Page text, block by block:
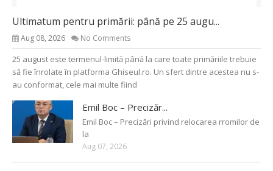
Ultimatum pentru primării: până pe 25 augu...
Aug 08, 2026 No Comments
25 august este termenul-limită până la care toate primăriile trebuie
să fie înrolate în platforma Ghiseul.ro. Un sfert dintre acestea nu s-
au conformat, cele mai multe fiind
Emil Boc – Precizăr...
Emil Boc – Precizări privind relocarea rromilor de
la
Aug 07, 2026